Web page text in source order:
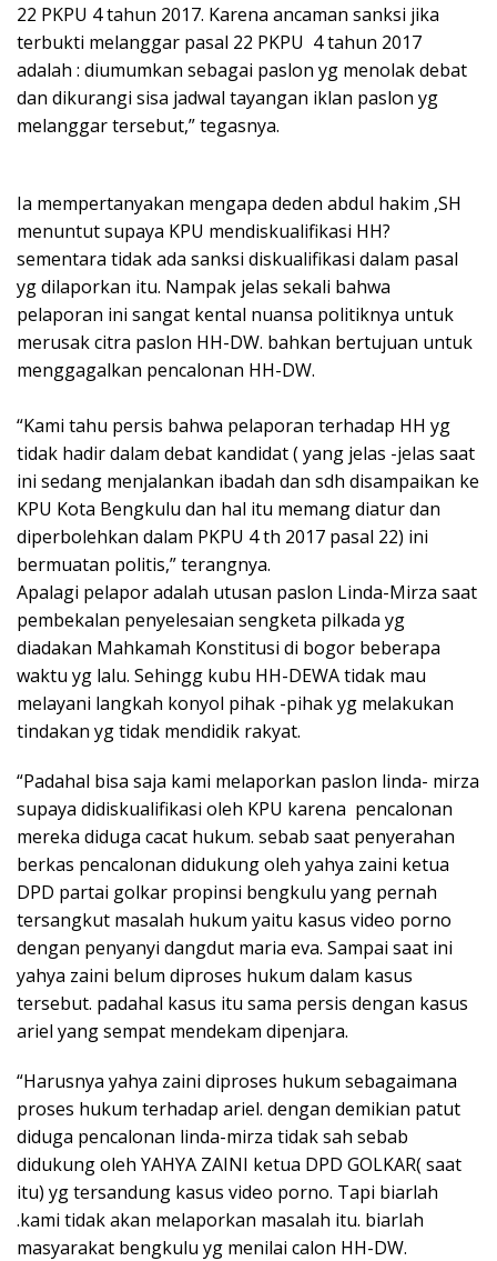
22 PKPU 4 tahun 2017. Karena ancaman sanksi jika
terbukti melanggar pasal 22 PKPU 4 tahun 2017
adalah : diumumkan sebagai paslon yg menolak debat
dan dikurangi sisa jadwal tayangan iklan paslon yg
melanggar tersebut,” tegasnya.
Ia mempertanyakan mengapa deden abdul hakim ,SH
menuntut supaya KPU mendiskualifikasi HH?
sementara tidak ada sanksi diskualifikasi dalam pasal
yg dilaporkan itu. Nampak jelas sekali bahwa
pelaporan ini sangat kental nuansa politiknya untuk
merusak citra paslon HH-DW. bahkan bertujuan untuk
menggagalkan pencalonan HH-DW.
“Kami tahu persis bahwa pelaporan terhadap HH yg
tidak hadir dalam debat kandidat ( yang jelas -jelas saat
ini sedang menjalankan ibadah dan sdh disampaikan ke
KPU Kota Bengkulu dan hal itu memang diatur dan
diperbolehkan dalam PKPU 4 th 2017 pasal 22) ini
bermuatan politis,” terangnya.
Apalagi pelapor adalah utusan paslon Linda-Mirza saat
pembekalan penyelesaian sengketa pilkada yg
diadakan Mahkamah Konstitusi di bogor beberapa
waktu yg lalu. Sehingg kubu HH-DEWA tidak mau
melayani langkah konyol pihak -pihak yg melakukan
tindakan yg tidak mendidik rakyat.
“Padahal bisa saja kami melaporkan paslon linda- mirza
supaya didiskualifikasi oleh KPU karena pencalonan
mereka diduga cacat hukum. sebab saat penyerahan
berkas pencalonan didukung oleh yahya zaini ketua
DPD partai golkar propinsi bengkulu yang pernah
tersangkut masalah hukum yaitu kasus video porno
dengan penyanyi dangdut maria eva. Sampai saat ini
yahya zaini belum diproses hukum dalam kasus
tersebut. padahal kasus itu sama persis dengan kasus
ariel yang sempat mendekam dipenjara.
“Harusnya yahya zaini diproses hukum sebagaimana
proses hukum terhadap ariel. dengan demikian patut
diduga pencalonan linda-mirza tidak sah sebab
didukung oleh YAHYA ZAINI ketua DPD GOLKAR( saat
itu) yg tersandung kasus video porno. Tapi biarlah
.kami tidak akan melaporkan masalah itu. biarlah
masyarakat bengkulu yg menilai calon HH-DW.